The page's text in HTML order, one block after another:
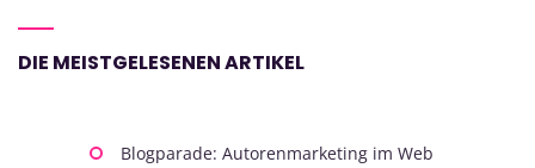
DIE MEISTGELESENEN ARTIKEL
Blogparade: Autorenmarketing im Web